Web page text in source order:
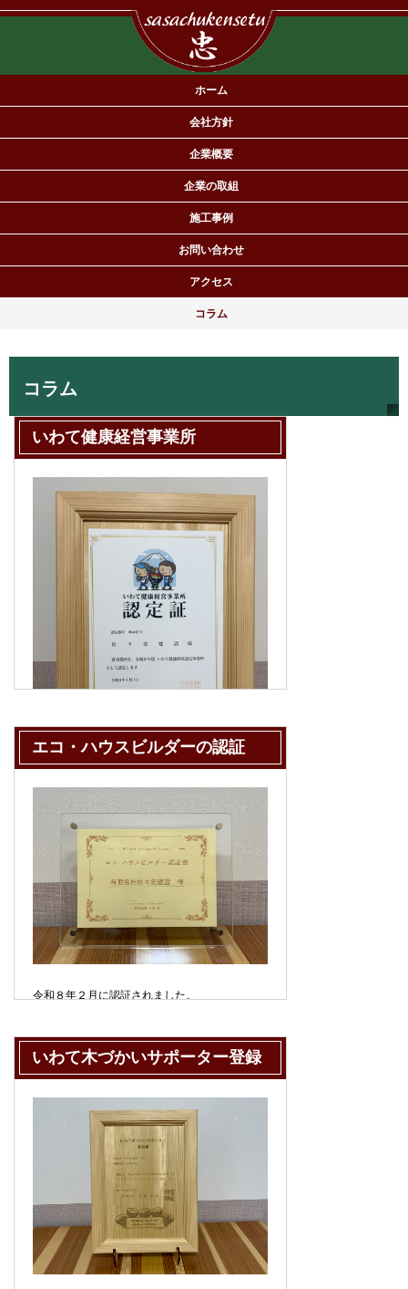
有限会社佐々忠建設は住宅の新築・リフォームを専門とする工務店で
す。
ホーム
会社方針
企業概要
企業の取組
施工事例
お問い合わせ
アクセス
コラム
コラム
いわて健康経営事業所
令和８年４月１日に認定いただきました。
エコ・ハウスビルダーの認証
令和８年２月に認証されました。
新築住宅をエントリーした結果、エコハウスビ
ルダーの認証をいただきました。
いわて木づかいサポーター登録